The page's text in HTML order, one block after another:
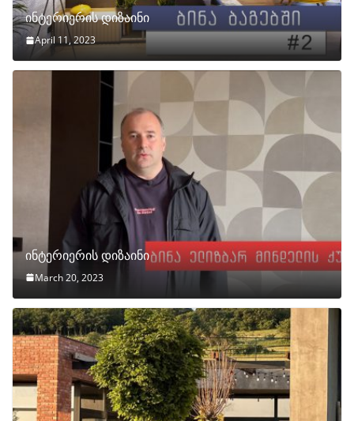
ინტერიერის დიზაინი
April 11, 2023
ინტერიერის დიზაინი
March 20, 2023